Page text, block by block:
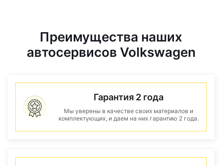
Преимущества наших
автосервисов Volkswagen
Гарантия 2 года
Мы уверены в качестве своих материалов и
комплектующих, и даем на них гарантию 2 года.